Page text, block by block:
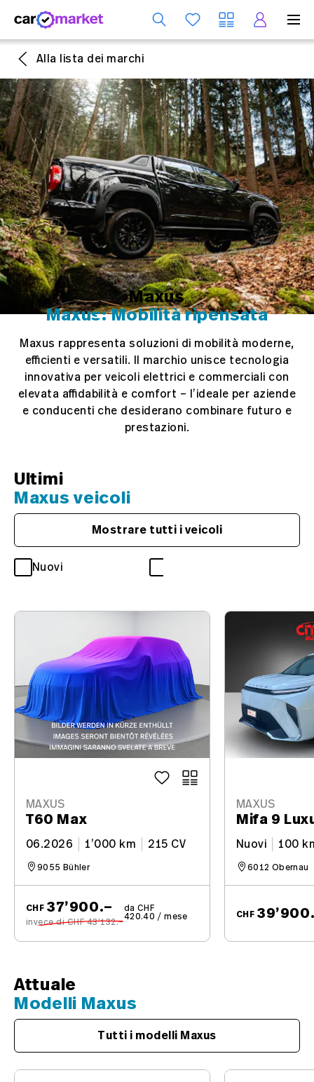
Alla lista dei marchi
Maxus
Maxus: Mobilità ripensata
Maxus rappresenta soluzioni di mobilità moderne,
efficienti e versatili. Il marchio unisce tecnologia
innovativa per veicoli elettrici e commerciali con
elevata affidabilità e comfort – l’ideale per aziende
e conducenti che desiderano combinare futuro e
prestazioni.
Ultimi
Maxus veicoli
Mostrare tutti i veicoli
Nuovi
MAXUS
T60 Max
06.2026 1’000 km 215 CV
9055 Bühler
CHF 37’900.–
invece di CHF 43’132.–
da CHF
420.40 / mese
MAXUS
Mifa 9
Nuovi 100
6012 Obernau
CHF
Attuale
Modelli Maxus
Tutti i modelli Maxus